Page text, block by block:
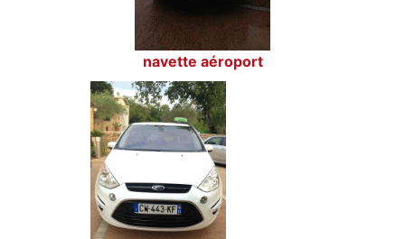
navette aéroport